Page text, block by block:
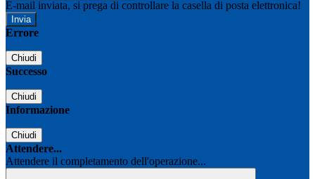
E-mail inviata, si prega di controllare la casella di posta elettronica!
Errore
Chiudi
Successo
Chiudi
Informazione
Chiudi
Attendere...
Attendere il completamento dell'operazione...